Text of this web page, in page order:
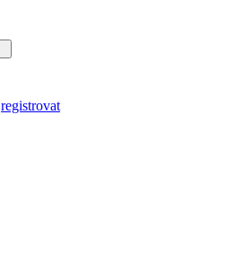
registrovat